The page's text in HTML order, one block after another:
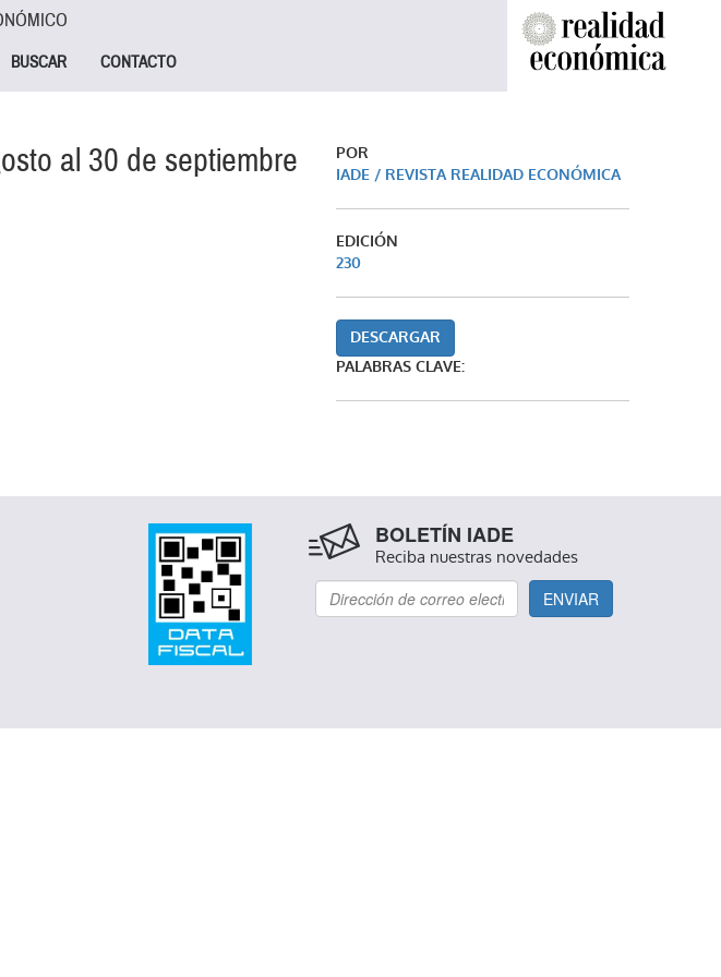
BUSCAR CONTACTO
al 30 de septiembre
POR
IADE / REVISTA REALIDAD ECONÓMICA
EDICIÓN
230
DESCARGAR
PALABRAS CLAVE:
BOLETÍN IADE
Reciba nuestras novedades
ENVIAR